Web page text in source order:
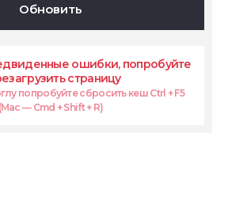
Обновить
ошибки, попробуйте
страницу
попробуйте сбросить кеш Ctrl + F5
(Mac — Cmd + Shift + R)